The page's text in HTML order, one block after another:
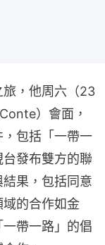
旅，他周六（23
）會面，
包括「一帶一
發布雙方的聯
果，包括同意
的合作如金
帶一路」的倡